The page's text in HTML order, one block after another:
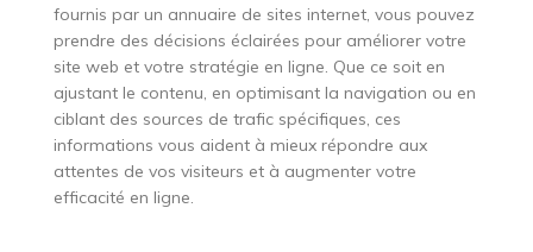
fournis par un annuaire de sites internet, vous pouvez
prendre des décisions éclairées pour améliorer votre
site web et votre stratégie en ligne. Que ce soit en
ajustant le contenu, en optimisant la navigation ou en
ciblant des sources de trafic spécifiques, ces
informations vous aident à mieux répondre aux
attentes de vos visiteurs et à augmenter votre
efficacité en ligne.